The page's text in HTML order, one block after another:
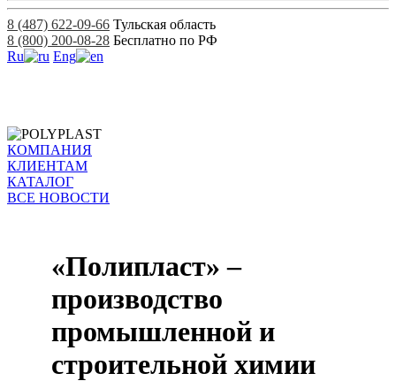
8 (487) 622-09-66 Тульская область
8 (800) 200-08-28 Бесплатно по РФ
Ru
Eng
КОМПАНИЯ
КЛИЕНТАМ
КАТАЛОГ
ВСЕ НОВОСТИ
«Полипласт» –
производство
промышленной и
строительной химии